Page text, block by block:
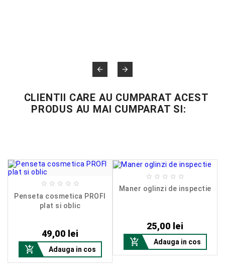
 
CLIENTII CARE AU CUMPARAT ACEST
PRODUS AU MAI CUMPARAT SI:
    
Penseta cosmetica PROFI
plat si oblic
49,00 lei
 Adauga in cos
    
Maner oglinzi de inspectie
25,00 lei
 Adauga in cos